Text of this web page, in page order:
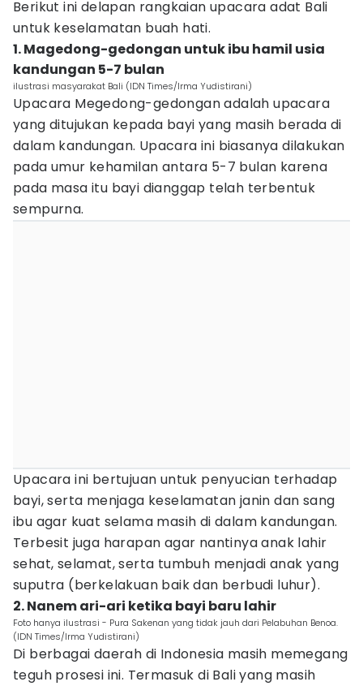
Berikut ini delapan rangkaian upacara adat Bali
untuk keselamatan buah hati.
1. Magedong-gedongan untuk ibu hamil usia
kandungan 5-7 bulan
ilustrasi masyarakat Bali (IDN Times/Irma Yudistirani)
Upacara Megedong-gedongan adalah upacara
yang ditujukan kepada bayi yang masih berada di
dalam kandungan. Upacara ini biasanya dilakukan
pada umur kehamilan antara 5-7 bulan karena
pada masa itu bayi dianggap telah terbentuk
sempurna.
Upacara ini bertujuan untuk penyucian terhadap
bayi, serta menjaga keselamatan janin dan sang
ibu agar kuat selama masih di dalam kandungan.
Terbesit juga harapan agar nantinya anak lahir
sehat, selamat, serta tumbuh menjadi anak yang
suputra (berkelakuan baik dan berbudi luhur).
2. Nanem ari-ari ketika bayi baru lahir
Foto hanya ilustrasi - Pura Sakenan yang tidak jauh dari Pelabuhan Benoa.
(IDN Times/Irma Yudistirani)
Di berbagai daerah di Indonesia masih memegang
teguh prosesi ini. Termasuk di Bali yang masih